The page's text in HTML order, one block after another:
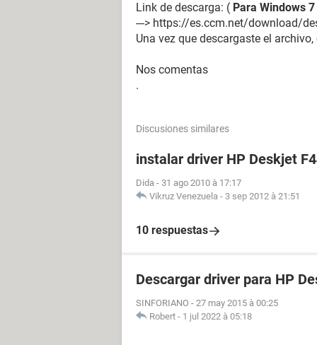
Link de descarga: ( Para Windows 7
---> https://es.ccm.net/download/
Una vez que descargaste el
Nos comentas
.
Discusiones similares
instalar driver HP Deskjet
Dida - 31 ago 2010 à 17:17
Vikruz Venezuela - 3 sep 2012 à 21:51
10 respuestas
Descargar driver para HP
SINFORIANO - 27 may 2015 à 00:25
Robert - 1 jul 2022 à 05:18